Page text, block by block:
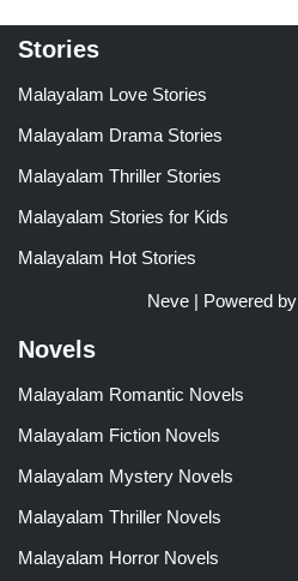
Stories
Malayalam Love Stories
Malayalam Drama Stories
Malayalam Thriller Stories
Malayalam Stories for Kids
Malayalam Hot Stories
Neve| Powered by
Novels
Malayalam Romantic Novels
Malayalam Fiction Novels
Malayalam Mystery Novels
Malayalam Thriller Novels
Malayalam Horror Novels